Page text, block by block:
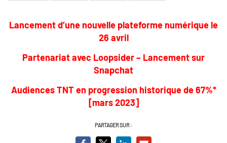
Lancement d’une nouvelle plateforme numérique le
26 avril
Partenariat avec Loopsider – Lancement sur
Snapchat
Audiences TNT en progression historique de 67%*
[mars 2023]
PARTAGER SUR :